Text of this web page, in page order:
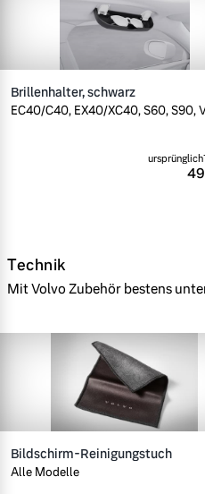
Brillenhalter, schwarz
EC40/C40, EX40/XC40, S60, S90,
ursprünglich
Technik
Mit Volvo Zubehör bestens
Bildschirm-Reinigungstuch
Alle Modelle